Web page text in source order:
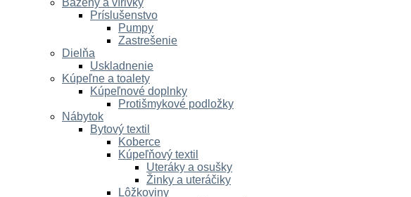
Príslušenstvo
Pumpy
Zastrešenie
Dielňa
Uskladnenie
Kúpeľne a toalety
Kúpeľnové doplnky
Protišmykové podložky
Nábytok
Bytový textil
Koberce
Kúpeľňový textil
Uteráky a osušky
Žinky a uteráčiky
Lôžkoviny